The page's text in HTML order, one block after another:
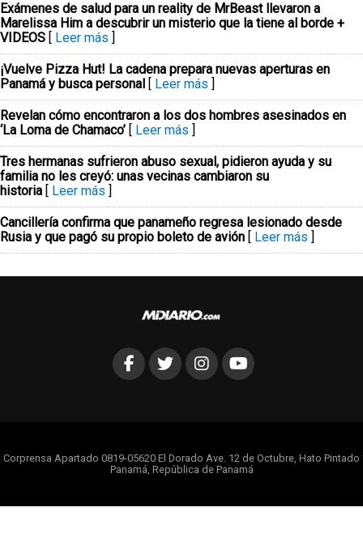
Exámenes de salud para un reality de MrBeast llevaron a
Marelissa Him a descubrir un misterio que la tiene al borde +
VIDEOS [ Leer más ]
¡Vuelve Pizza Hut! La cadena prepara nuevas aperturas en
Panamá y busca personal [ Leer más ]
Revelan cómo encontraron a los dos hombres asesinados en
‘La Loma de Chamaco’ [ Leer más ]
Tres hermanas sufrieron abuso sexual, pidieron ayuda y su
familia no les creyó: unas vecinas cambiaron su
historia [ Leer más ]
Cancillería confirma que panameño regresa lesionado desde
Rusia y que pagó su propio boleto de avión [ Leer más ]
Corprensa Apartado 0819-05620 El Dorado Ave. 12 de Octubre, Hato Pintado
Panamá, República de Panamá